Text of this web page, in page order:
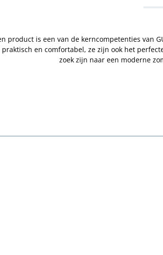
product is een van de kerncompetenties van
en comfortabel, ze zijn ook het
zoek zijn naar een moderne